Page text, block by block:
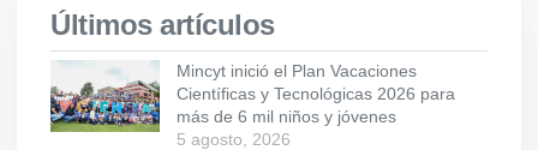
Últimos artículos
Mincyt inició el Plan Vacaciones
Científicas y Tecnológicas 2026 para
más de 6 mil niños y jóvenes
5 agosto, 2026